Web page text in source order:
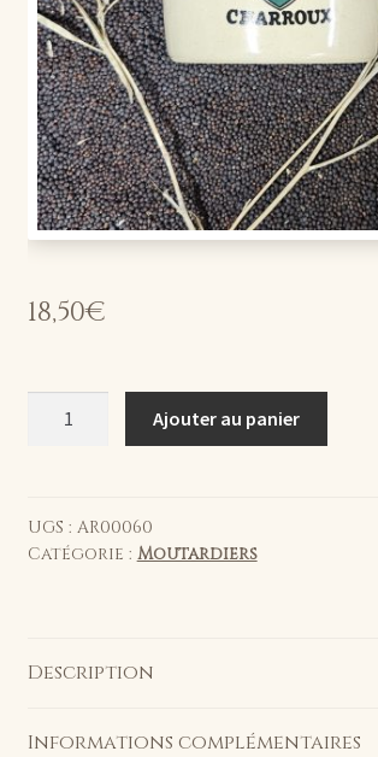
18,50€
Armes
vide
Ajouter au panier
UGS : AR00060
Catégorie : Moutardiers
Description
Informations complémentaires